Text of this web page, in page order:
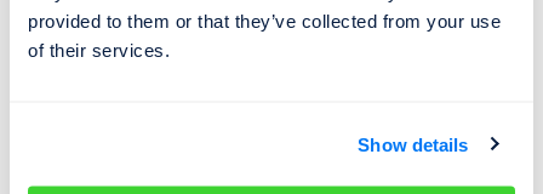
provided to them or that they’ve collected from your use
of their services.
Show details
🔦 Umístění VIN kódu Škoda
přímo na vozidle nebo v související dokumentaci: